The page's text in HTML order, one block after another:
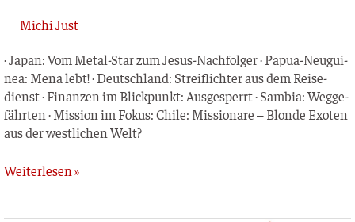
Michi Just
· Japan: Vom Metal-Star zum Jesus-Nach­fol­ger · Papua-Neu­­gui­­
nea: Mena lebt! · Deutsch­land: Streif­lich­ter aus dem Rei­se­
dienst · Finan­zen im Blick­punkt: Aus­ge­sperrt · Sam­bia: Weg­ge­
fähr­ten · Mis­si­on im Fokus: Chi­le: Mis­sio­na­re – Blon­de Exo­ten
aus der west­li­chen Welt?
Weiterlesen »